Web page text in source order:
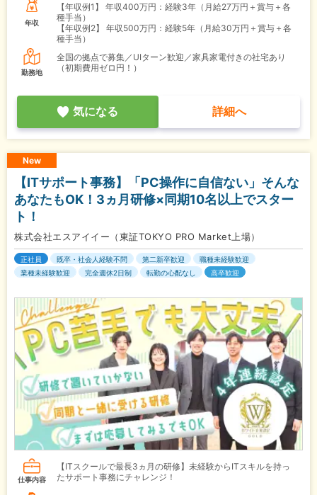
年収
【年収例1】
年収400万円：経験3年（月給27万円＋賞与＋各
種手当）
【年収例2】
年収500万円：経験5年（月給30万円＋賞与＋各
種手当）
勤務地
全国の拠点で募集／UIターン歓迎／家具家電付きの社宅あり
（初期費用ゼロ円！）
気になる 詳細へ
New
【ITサポート事務】「PC操作に自信ない」そんな
あなたもOK！3ヵ月研修×同期10名以上でスター
ト！
株式会社エスアイイー（東証TOKYO PRO Market上場）
正社員 既卒・社会人経験不問 第二新卒歓迎
職種未経験歓迎
業種未経験歓迎
完全週休2日制 転勤の心配なし 高卒歓迎
仕事内容
【ITスクールで最長3ヵ月の研修】未経験からITスキルを持っ
たサポート事務にチャレンジ！